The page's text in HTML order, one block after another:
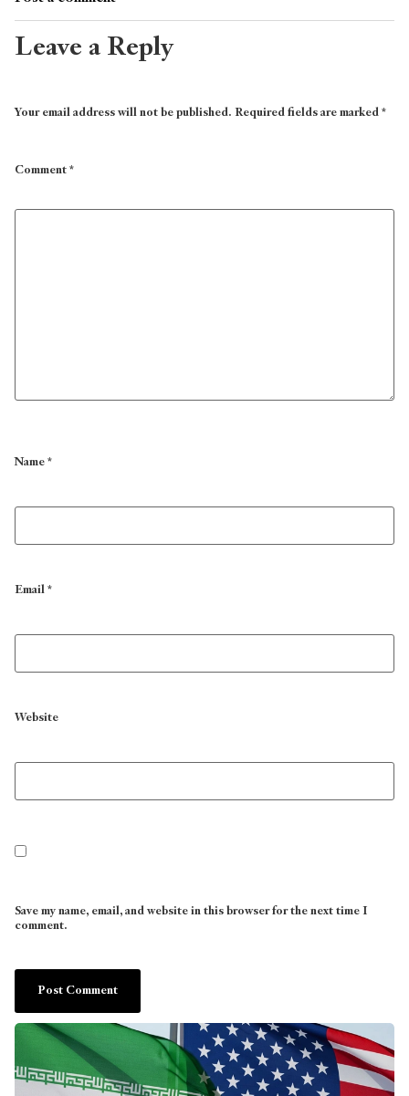
Leave a Reply
Your email address will not be published.Required fields are marked*
Comment*
Name*
Email*
Website
Save my name, email, and website in this browser for the next time I
comment.